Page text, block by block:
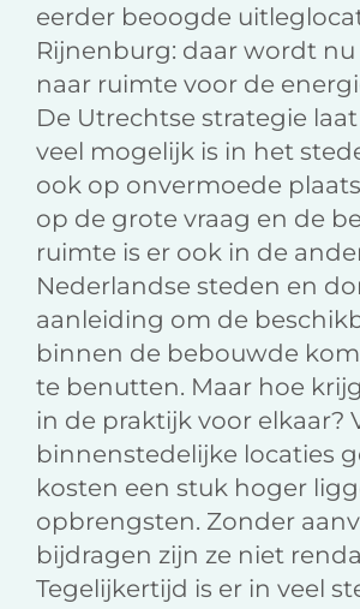
eerder beoogde
Rijnenburg: daar wordt
naar ruimte voor de
De Utrechtse strategie
veel mogelijk is in het
ook op onvermoede
op de grote vraag en de
ruimte is er ook in de
Nederlandse steden en
aanleiding om de
binnen de bebouwde
te benutten. Maar hoe
in de praktijk voor elkaar?
binnenstedelijke locaties
kosten een stuk hoger
opbrengsten. Zonder
bijdragen zijn ze niet
Tegelijkertijd is er in veel